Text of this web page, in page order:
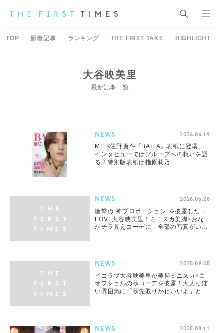
TOP 新着記事 ランキング THE FIRST TAKE HIGHLIGHT
大谷映美里
最新記事一覧
NEWS 2026.06.19
M!LK佐野勇斗『BAILA』表紙に登場、
インタビューではグループへの想いを語
る！特別版表紙は指原莉乃
NEWS 2026.05.28
衝撃の“神プロポーション”を披露した＝
LOVE大谷映美里！ミニスカ美脚×おな
かチラ見えコーデに「全部の写真がい
NEWS 2025.09.05
イコラブ大谷映美里が美脚ミニスカ×白
オフショルの秋コーデを披露！大人っぽ
い雰囲気に「秋先取りかわいいよ」と大
NEWS 2025.08.11